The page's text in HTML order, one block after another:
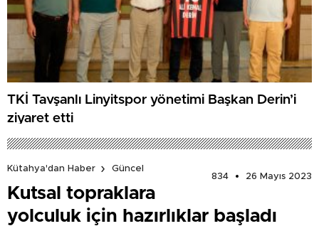
TKİ Tavşanlı Linyitspor yönetimi Başkan Derin’i
ziyaret etti
Kütahya'dan Haber
Güncel
834
26 Mayıs 2023
Kutsal topraklara
yolculuk için hazırlıklar başladı